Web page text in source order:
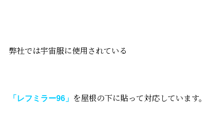
弊社では宇宙服に使用されている
「レフミラー96」 を屋根の下に貼って対応しています。